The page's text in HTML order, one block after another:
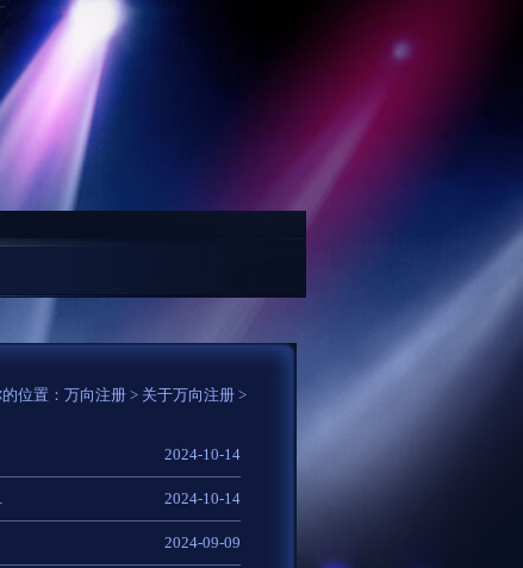
产业混合型发起式证券投资基金(C类份额)基... 8月27日友发转债上涨
位置： 万向注册 > 关于万向注册 >
2024-10-14
秀就坚持。 2024-10-14
2024-09-09